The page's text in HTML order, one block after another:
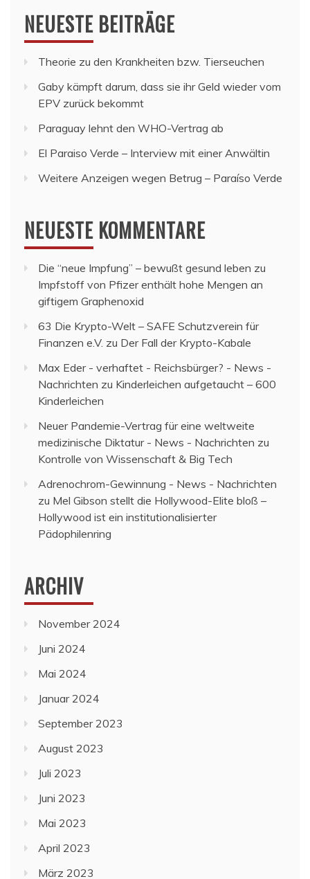
NEUESTE BEITRÄGE
Theorie zu den Krankheiten bzw. Tierseuchen
Gaby kämpft darum, dass sie ihr Geld wieder vom
EPV zurück bekommt
Paraguay lehnt den WHO-Vertrag ab
El Paraiso Verde – Interview mit einer Anwältin
Weitere Anzeigen wegen Betrug – Paraíso Verde
NEUESTE KOMMENTARE
Die “neue Impfung” – bewußt gesund leben zu
Impfstoff von Pfizer enthält hohe Mengen an
giftigem Graphenoxid
63 Die Krypto-Welt – SAFE Schutzverein für
Finanzen e.V. zu Der Fall der Krypto-Kabale
Max Eder - verhaftet - Reichsbürger? - News -
Nachrichten zu Kinderleichen aufgetaucht – 600
Kinderleichen
Neuer Pandemie-Vertrag für eine weltweite
medizinische Diktatur - News - Nachrichten zu
Kontrolle von Wissenschaft & Big Tech
Adrenochrom-Gewinnung - News - Nachrichten
zu Mel Gibson stellt die Hollywood-Elite bloß –
Hollywood ist ein institutionalisierter
Pädophilenring
ARCHIV
November 2024
Juni 2024
Mai 2024
Januar 2024
September 2023
August 2023
Juli 2023
Juni 2023
Mai 2023
April 2023
März 2023